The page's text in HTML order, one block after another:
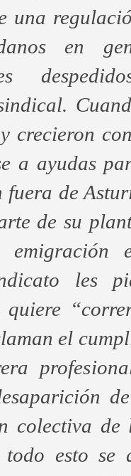
una
en
crecieron
a ayudas
fuera de
de su
les
quiere
el
colectiva de
esto se